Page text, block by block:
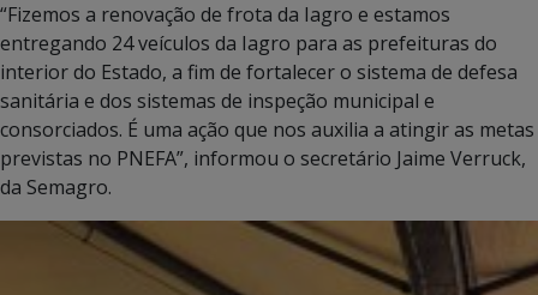
“Fizemos a renovação de frota da Iagro e estamos
entregando 24 veículos da Iagro para as prefeituras do
interior do Estado, a fim de fortalecer o sistema de defesa
sanitária e dos sistemas de inspeção municipal e
consorciados. É uma ação que nos auxilia a atingir as metas
previstas no PNEFA”, informou o secretário Jaime Verruck,
da Semagro.